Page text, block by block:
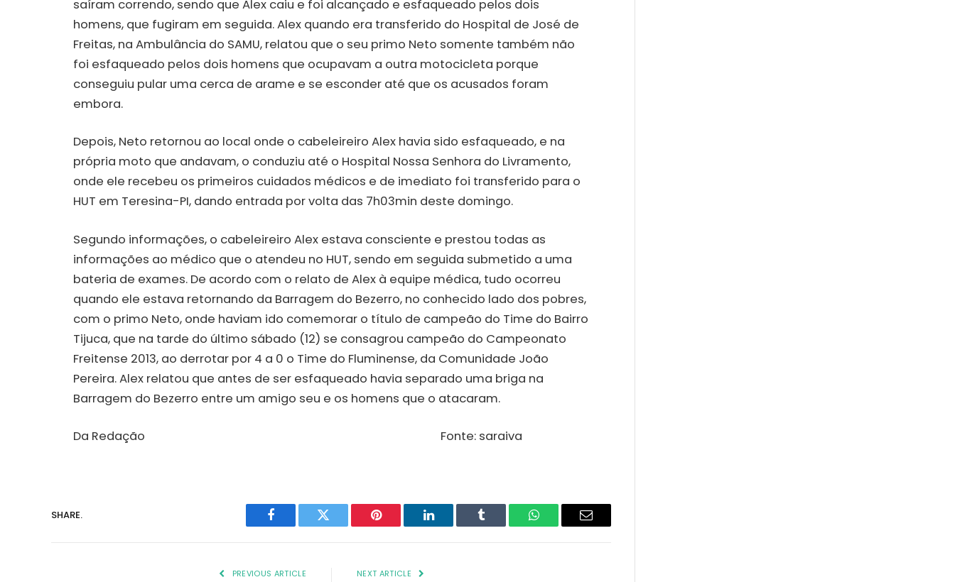
saíram correndo, sendo que Alex caiu e foi alcançado e esfaqueado pelos dois
homens, que fugiram em seguida. Alex quando era transferido do Hospital de José de
Freitas, na Ambulância do SAMU, relatou que o seu primo Neto somente também não
foi esfaqueado pelos dois homens que ocupavam a outra motocicleta porque
conseguiu pular uma cerca de arame e se esconder até que os acusados foram
embora.
Depois, Neto retornou ao local onde o cabeleireiro Alex havia sido esfaqueado, e na
própria moto que andavam, o conduziu até o Hospital Nossa Senhora do Livramento,
onde ele recebeu os primeiros cuidados médicos e de imediato foi transferido para o
HUT em Teresina-PI, dando entrada por volta das 7h03min deste domingo.
Segundo informações, o cabeleireiro Alex estava consciente e prestou todas as
informações ao médico que o atendeu no HUT, sendo em seguida submetido a uma
bateria de exames. De acordo com o relato de Alex à equipe médica, tudo ocorreu
quando ele estava retornando da Barragem do Bezerro, no conhecido lado dos pobres,
com o primo Neto, onde haviam ido comemorar o título de campeão do Time do Bairro
Tijuca, que na tarde do último sábado (12) se consagrou campeão do Campeonato
Freitense 2013, ao derrotar por 4 a 0 o Time do Fluminense, da Comunidade João
Pereira. Alex relatou que antes de ser esfaqueado havia separado uma briga na
Barragem do Bezerro entre um amigo seu e os homens que o atacaram.
Da Redação Fonte: saraiva
SHARE.
Facebook Twitter Pinterest LinkedIn Tumblr WhatsAppEmail
PREVIOUS ARTICLE NEXT ARTICLE